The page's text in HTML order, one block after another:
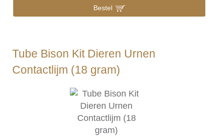
Bestel
Tube Bison Kit Dieren Urnen
Contactlijm (18 gram)